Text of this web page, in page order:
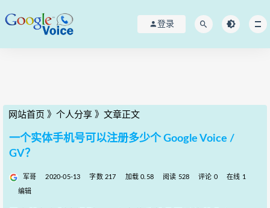
登录
网站首页 》 个人分享 》 文章正文
一个实体手机号可以注册多少个 Google Voice /
GV？
军哥 2020-05-13 字数 217 加载 0.58 阅读 528 评论 0 在线 1
编辑